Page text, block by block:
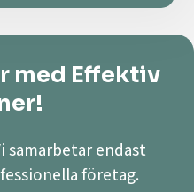
med Effektiv
samarbetar endast
företag.